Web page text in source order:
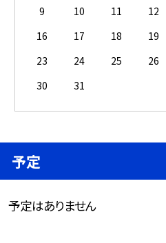
9
10 11 12
16
17 18 19
23
24 25 26
30
31
予定
予定はありません